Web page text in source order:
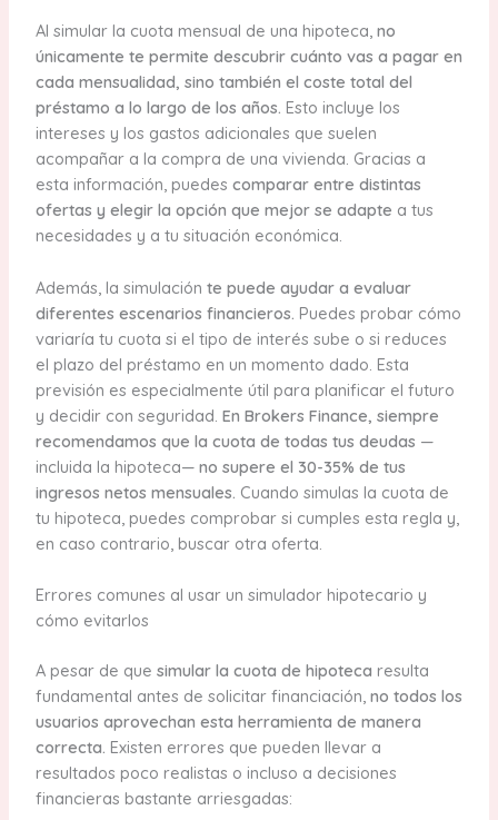
Al simular la cuota mensual de una hipoteca, no
únicamente te permite descubrir cuánto vas a pagar en
cada mensualidad, sino también el coste total del
préstamo a lo largo de los años. Esto incluye los
intereses y los gastos adicionales que suelen
acompañar a la compra de una vivienda. Gracias a
esta información, puedes comparar entre distintas
ofertas y elegir la opción que mejor se adapte a tus
necesidades y a tu situación económica.
Además, la simulación te puede ayudar a evaluar
diferentes escenarios financieros. Puedes probar cómo
variaría tu cuota si el tipo de interés sube o si reduces
el plazo del préstamo en un momento dado. Esta
previsión es especialmente útil para planificar el futuro
y decidir con seguridad. En Brokers Finance, siempre
recomendamos que la cuota de todas tus deudas —
incluida la hipoteca— no supere el 30-35% de tus
ingresos netos mensuales. Cuando simulas la cuota de
tu hipoteca, puedes comprobar si cumples esta regla y,
en caso contrario, buscar otra oferta.
Errores comunes al usar un simulador hipotecario y
cómo evitarlos
A pesar de que simular la cuota de hipoteca resulta
fundamental antes de solicitar financiación, no todos los
usuarios aprovechan esta herramienta de manera
correcta. Existen errores que pueden llevar a
resultados poco realistas o incluso a decisiones
financieras bastante arriesgadas: